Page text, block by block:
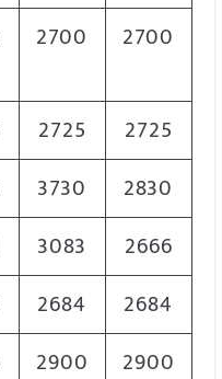
2700 2700
2725
2725
3730
2830
3083
2666
2684
2684
2900 2900